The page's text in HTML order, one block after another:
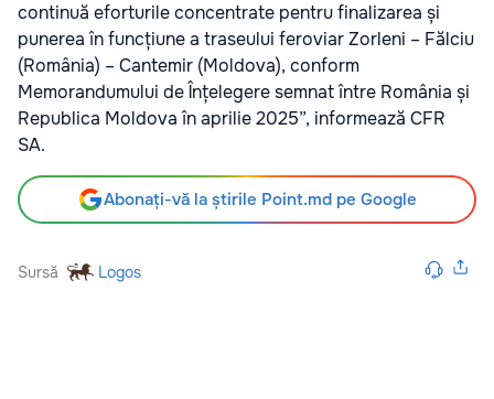
continuă eforturile concentrate pentru finalizarea și
punerea în funcțiune a traseului feroviar Zorleni – Fălciu
(România) – Cantemir (Moldova), conform
Memorandumului de Înțelegere semnat între România și
Republica Moldova în aprilie 2025”, informează CFR
SA.
Abonați-vă la știrile Point.md pe Google
Sursă Logos